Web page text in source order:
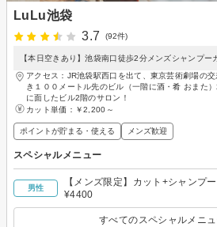
LuLu池袋
3.7
(92件)
【本日空きあり】池袋南口徒歩2分メンズシャンプー
アクセス：JR池袋駅西口を出て、東京芸術劇場の
き１００メートル先のビル（一階に酒・肴 おまた
に面したビル2階のサロン！
カット単価： ￥2,200～
ポイントが貯まる・使える メンズ歓迎
スペシャルメニュー
男性
【メンズ限定】カット+シャンプ
¥4400
すべてのスペシャルメニ